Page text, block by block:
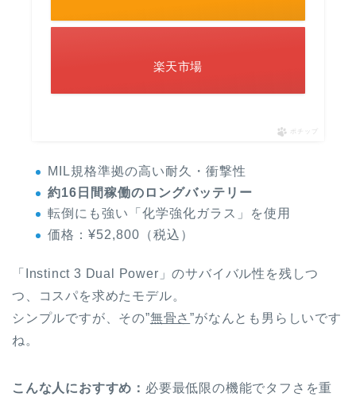
楽天市場
ポチップ
MIL規格準拠の高い耐久・衝撃性
約16日間稼働のロングバッテリー
転倒にも強い「化学強化ガラス」を使用
価格：¥52,800（税込）
「Instinct 3 Dual Power」のサバイバル性を残しつ
つ、コスパを求めたモデル。
シンプルですが、その”無骨さ”がなんとも男らしいです
ね。
こんな人におすすめ： 必要最低限の機能でタフさを重